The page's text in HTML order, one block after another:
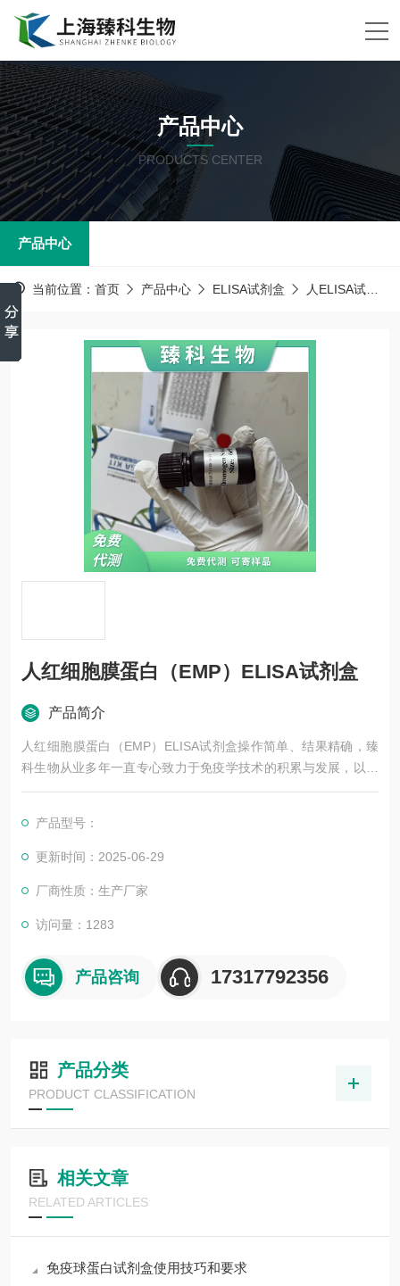
产品中心
PRODUCTS CENTER
产品中心
当前位置： 首页 产品中心 ELISA试剂盒 人ELISA试剂盒
人红细胞膜蛋白（EMP）ELISA试剂盒
产品简介
人红细胞膜蛋白（EMP）ELISA试剂盒操作简单、结果精确，臻
科生物从业多年一直专心致力于免疫学技术的积累与发展，以其
优质的产品质量与专业的技术服务，赢得业内广大人士的认可。
系，共同努力合作共赢。
产品型号：
更新时间：2025-06-29
厂商性质：生产厂家
访问量：1283
产品咨询 17317792356
产品分类
PRODUCT CLASSIFICATION
相关文章
RELATED ARTICLES
免疫球蛋白试剂盒使用技巧和要求